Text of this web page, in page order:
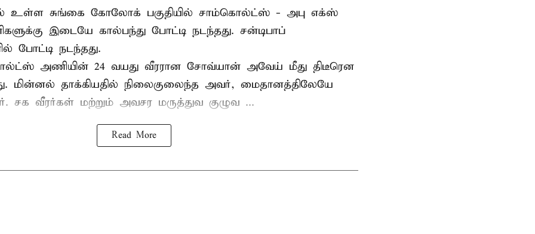
உள்ள சுங்கை கோலோக் பகுதியில் சாம்கொல்ட்ஸ் - அபு எக்ஸ்
இடையே கால்பந்து போட்டி நடந்தது. சன்டிபாப்
போட்டி நடந்தது.
அணியின் 24 வயது வீரரான சோவ்யான் அவேய் மீது திடீரென
மின்னல் தாக்கியதில் நிலைகுலைந்த அவர், மைதானத்திலேயே
சக வீரர்கள் மற்றும் அவசர மருத்துவ குழுவ ...
Read More